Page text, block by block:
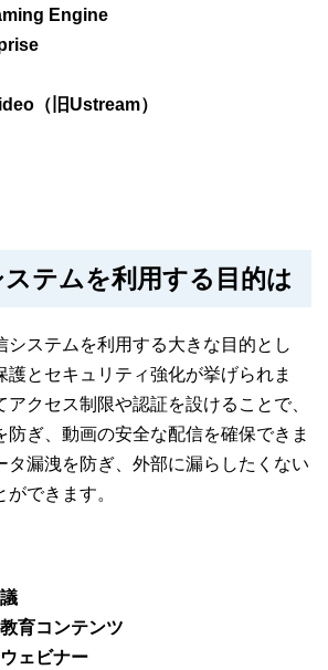
Engine
（旧Ustream）
テムを利用する目的は
システムを利用する大きな目的とし
護とセキュリティ強化が挙げられま
クセス制限や認証を設けることで、
防ぎ、動画の安全な配信を確保できま
タ漏洩を防ぎ、外部に漏らしたくない
できます。
育コンテンツ
ェビナー